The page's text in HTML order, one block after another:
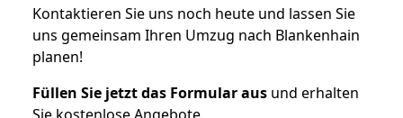
Kontaktieren Sie uns noch heute und lassen Sie
uns gemeinsam Ihren Umzug nach Blankenhain
planen!
Füllen Sie jetzt das Formular aus und erhalten
Sie kostenlose Angebote.